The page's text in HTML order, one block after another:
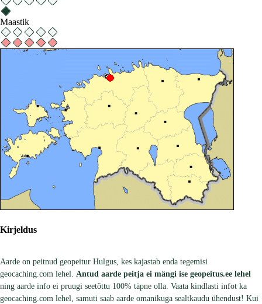
Maastik
Kirjeldus
Aarde on peitnud geopeitur Hulgus, kes kajastab enda tegemisi
geocaching.com lehel. Antud aarde peitja ei mängi ise geopeitus.ee lehel
ning aarde info ei pruugi seetõttu 100% täpne olla. Vaata kindlasti infot ka
geocaching.com lehel, samuti saab aarde omanikuga sealtkaudu ühendust! Kui